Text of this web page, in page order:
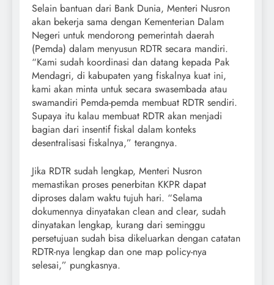
Selain bantuan dari Bank Dunia, Menteri Nusron
akan bekerja sama dengan Kementerian Dalam
Negeri untuk mendorong pemerintah daerah
(Pemda) dalam menyusun RDTR secara mandiri.
“Kami sudah koordinasi dan datang kepada Pak
Mendagri, di kabupaten yang fiskalnya kuat ini,
kami akan minta untuk secara swasembada atau
swamandiri Pemda-pemda membuat RDTR sendiri.
Supaya itu kalau membuat RDTR akan menjadi
bagian dari insentif fiskal dalam konteks
desentralisasi fiskalnya,” terangnya.
Jika RDTR sudah lengkap, Menteri Nusron
memastikan proses penerbitan KKPR dapat
diproses dalam waktu tujuh hari. “Selama
dokumennya dinyatakan clean and clear, sudah
dinyatakan lengkap, kurang dari seminggu
persetujuan sudah bisa dikeluarkan dengan catatan
RDTR-nya lengkap dan one map policy-nya
selesai,” pungkasnya.